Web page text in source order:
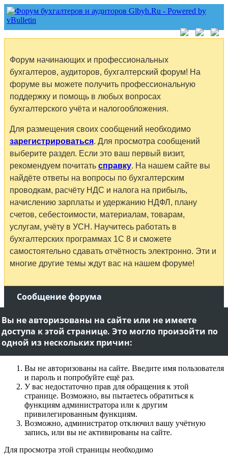
Форум начинающих и профессиональных
бухгалтеров, аудиторов, бухгалтерский форум! На
форуме вы можете получить профессиональную
поддержку и помощь в любых вопросах
бухгалтерского учёта и налогообложения.
Для размещения своих сообщений необходимо
зарегистрироваться. Для просмотра сообщений
выберите раздел. Если это ваш первый визит,
рекомендуем почитать справку. На нашем сайте вы
найдёте ответы на вопросы по бухгалтерским
проводкам, расчёту НДС и налога на прибыль,
начислению зарплаты и удержанию НДФЛ, плану
счетов, себестоимости, материалам, товарам,
услугам, учёту в УСН. Научитесь работать в
бухгалтерских программах 1С 8 и сможете
самостоятельно сдавать отчётность электронно. Эти и
многие другие темы ждут вас на нашем форуме!
Сообщение форума
Вы не авторизованы на сайте или не имеете
доступа к этой странице. Это могло произойти по
одной из нескольких причин:
Вы не авторизованы на сайте. Введите имя пользователя
и пароль и попробуйте ещё раз.
У вас недостаточно прав для обращения к этой
странице. Возможно, вы пытаетесь обратиться к
функциям администратора или к другим
привилегированным функциям.
Возможно, администратор отключил вашу учётную
запись, или вы не активированы на сайте.
Для просмотра этой страницы необходимо